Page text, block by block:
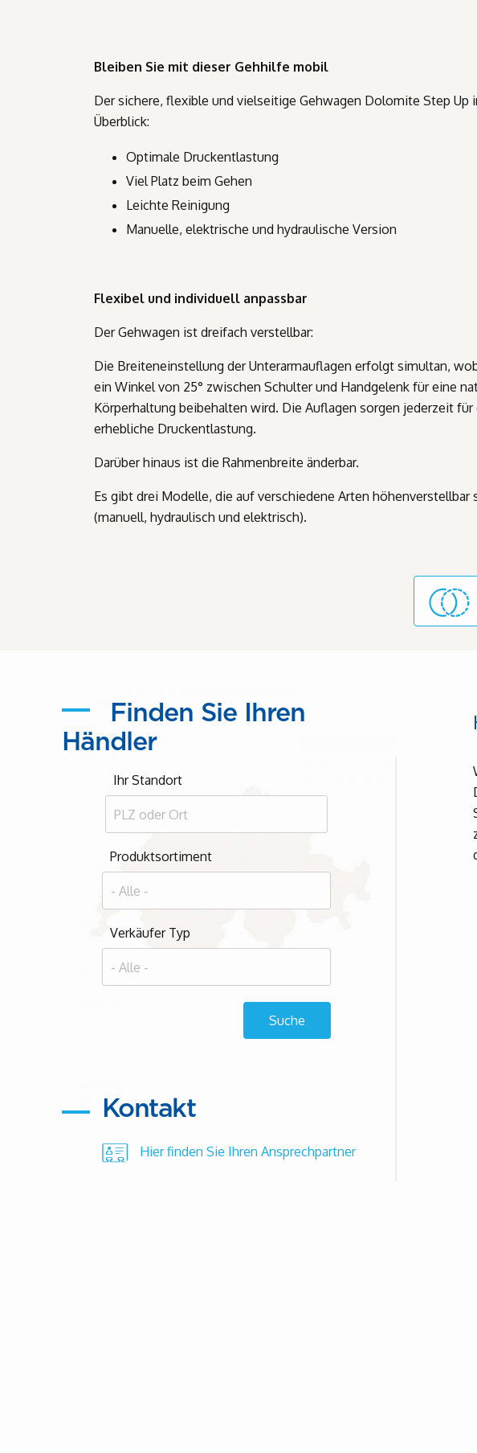
Bleiben Sie mit dieser Gehhilfe mobil
Der sichere, flexible und vielseitige Gehwagen Dolomite Step Up
Überblick:
Optimale Druckentlastung
Viel Platz beim Gehen
Leichte Reinigung
Manuelle, elektrische und hydraulische Version
Flexibel und individuell anpassbar
Der Gehwagen ist dreifach verstellbar:
Die Breiteneinstellung der Unterarmauflagen erfolgt simultan,
ein Winkel von 25° zwischen Schulter und Handgelenk für eine
Körperhaltung beibehalten wird. Die Auflagen sorgen jederzeit für
erhebliche Druckentlastung.
Darüber hinaus ist die Rahmenbreite änderbar.
Es gibt drei Modelle, die auf verschiedene Arten höhenverstellbar
(manuell, hydraulisch und elektrisch).
Finden Sie Ihren
Händler
Ihr Standort
Produktsortiment
Verkäufer Typ
Kontakt
Hier finden Sie Ihren Ansprechpartner